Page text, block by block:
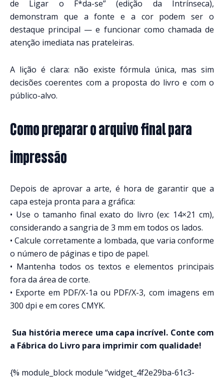
de Ligar o F*da-se” (edição da Intrínseca),
demonstram que a fonte e a cor podem ser o
destaque principal — e funcionar como chamada de
atenção imediata nas prateleiras.
A lição é clara: não existe fórmula única, mas sim
decisões coerentes com a proposta do livro e com o
público-alvo.
Como preparar o arquivo final para
impressão
Depois de aprovar a arte, é hora de garantir que a
capa esteja pronta para a gráfica:
• Use o tamanho final exato do livro (ex: 14×21 cm),
considerando a sangria de 3 mm em todos os lados.
• Calcule corretamente a lombada, que varia conforme
o número de páginas e tipo de papel.
• Mantenha todos os textos e elementos principais
fora da área de corte.
• Exporte em PDF/X-1a ou PDF/X-3, com imagens em
300 dpi e em cores CMYK.
Sua história merece uma capa incrível. Conte com
a Fábrica do Livro para imprimir com qualidade!
{% module_block module “widget_4f2e29ba-61c3-